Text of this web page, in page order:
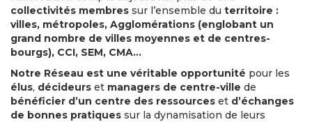
collectivités membres sur l’ensemble du territoire :
villes, métropoles, Agglomérations (englobant un
grand nombre de villes moyennes et de centres-
bourgs), CCI, SEM, CMA…
Notre Réseau est une véritable opportunité pour les
élus, décideurs et managers de centre-ville de
bénéficier d’un centre des ressources et d’échanges
de bonnes pratiques sur la dynamisation de leurs